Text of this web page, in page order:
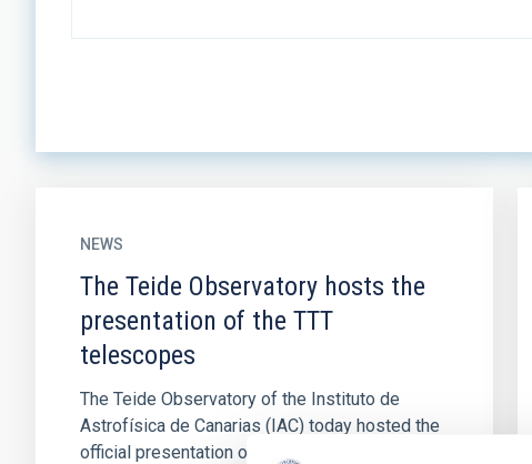
NEWS
The Teide Observatory hosts the
presentation of the TTT
telescopes
The Teide Observatory of the Instituto de
Astrofísica de Canarias (IAC) today hosted the
official presentation of the Two-meter Twin